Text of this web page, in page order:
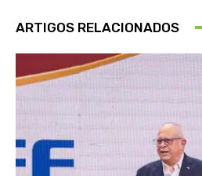
ARTIGOS RELACIONADOS